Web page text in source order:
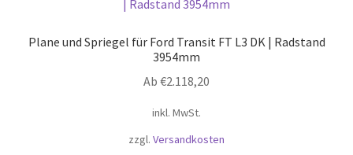
können
Plane und Spriegel für Ford Transit FT L3 DK | Radstand
3954mm
Ab €2.118,20
inkl. MwSt.
zzgl. Versandkosten